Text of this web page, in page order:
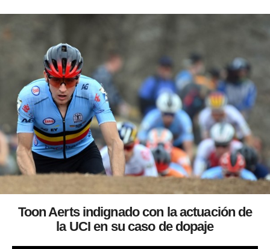
Toon Aerts indignado con la actuación de
la UCI en su caso de dopaje